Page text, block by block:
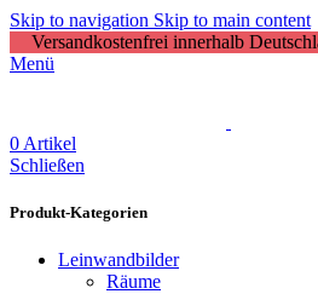
Skip to navigation Skip to main content
Versandkostenfrei innerhalb
Menü
0 Artikel
Schließen
Produkt-Kategorien
Leinwandbilder
Räume